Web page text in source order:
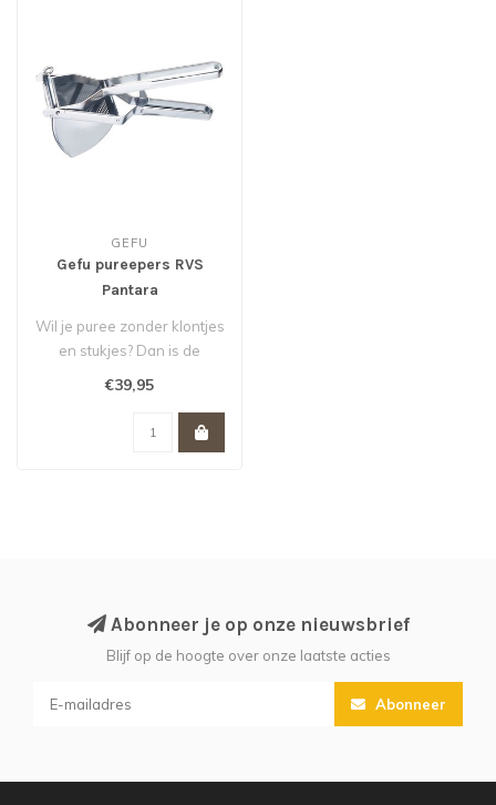
GEFU
Gefu pureepers RVS
Pantara
Wil je puree zonder klontjes
en stukjes? Dan is de
Pantara pureepers van
€39,95
Abonneer je op onze nieuwsbrief
Blijf op de hoogte over onze laatste acties
Abonneer